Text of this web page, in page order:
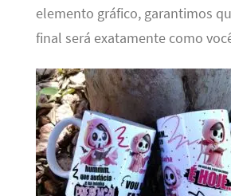
elemento gráfico, garantimos
final será exatamente como